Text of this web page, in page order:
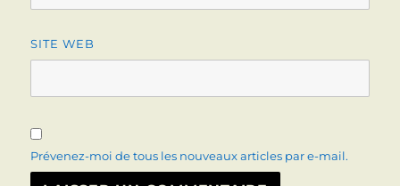
SITE WEB
Prévenez-moi de tous les nouveaux articles par e-mail.